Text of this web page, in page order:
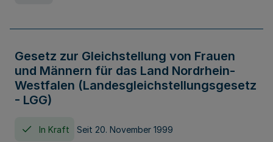
Gesetz zur Gleichstellung von Frauen
und Männern für das Land Nordrhein-
Westfalen (Landesgleichstellungsgesetz
- LGG)
In Kraft Seit 20. November 1999